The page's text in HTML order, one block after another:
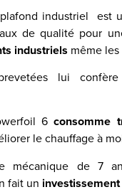
industriel est
de qualité pour
industriels même
lui confère
6consomme
le chauffage à
mécanique de 7
fait un